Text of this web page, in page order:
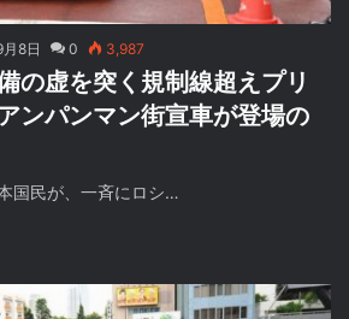
8日 0 3,987
の虚を突く規制線超えプリ
ンパンマン街宣車が登場の
国民が、一斉にロシ…